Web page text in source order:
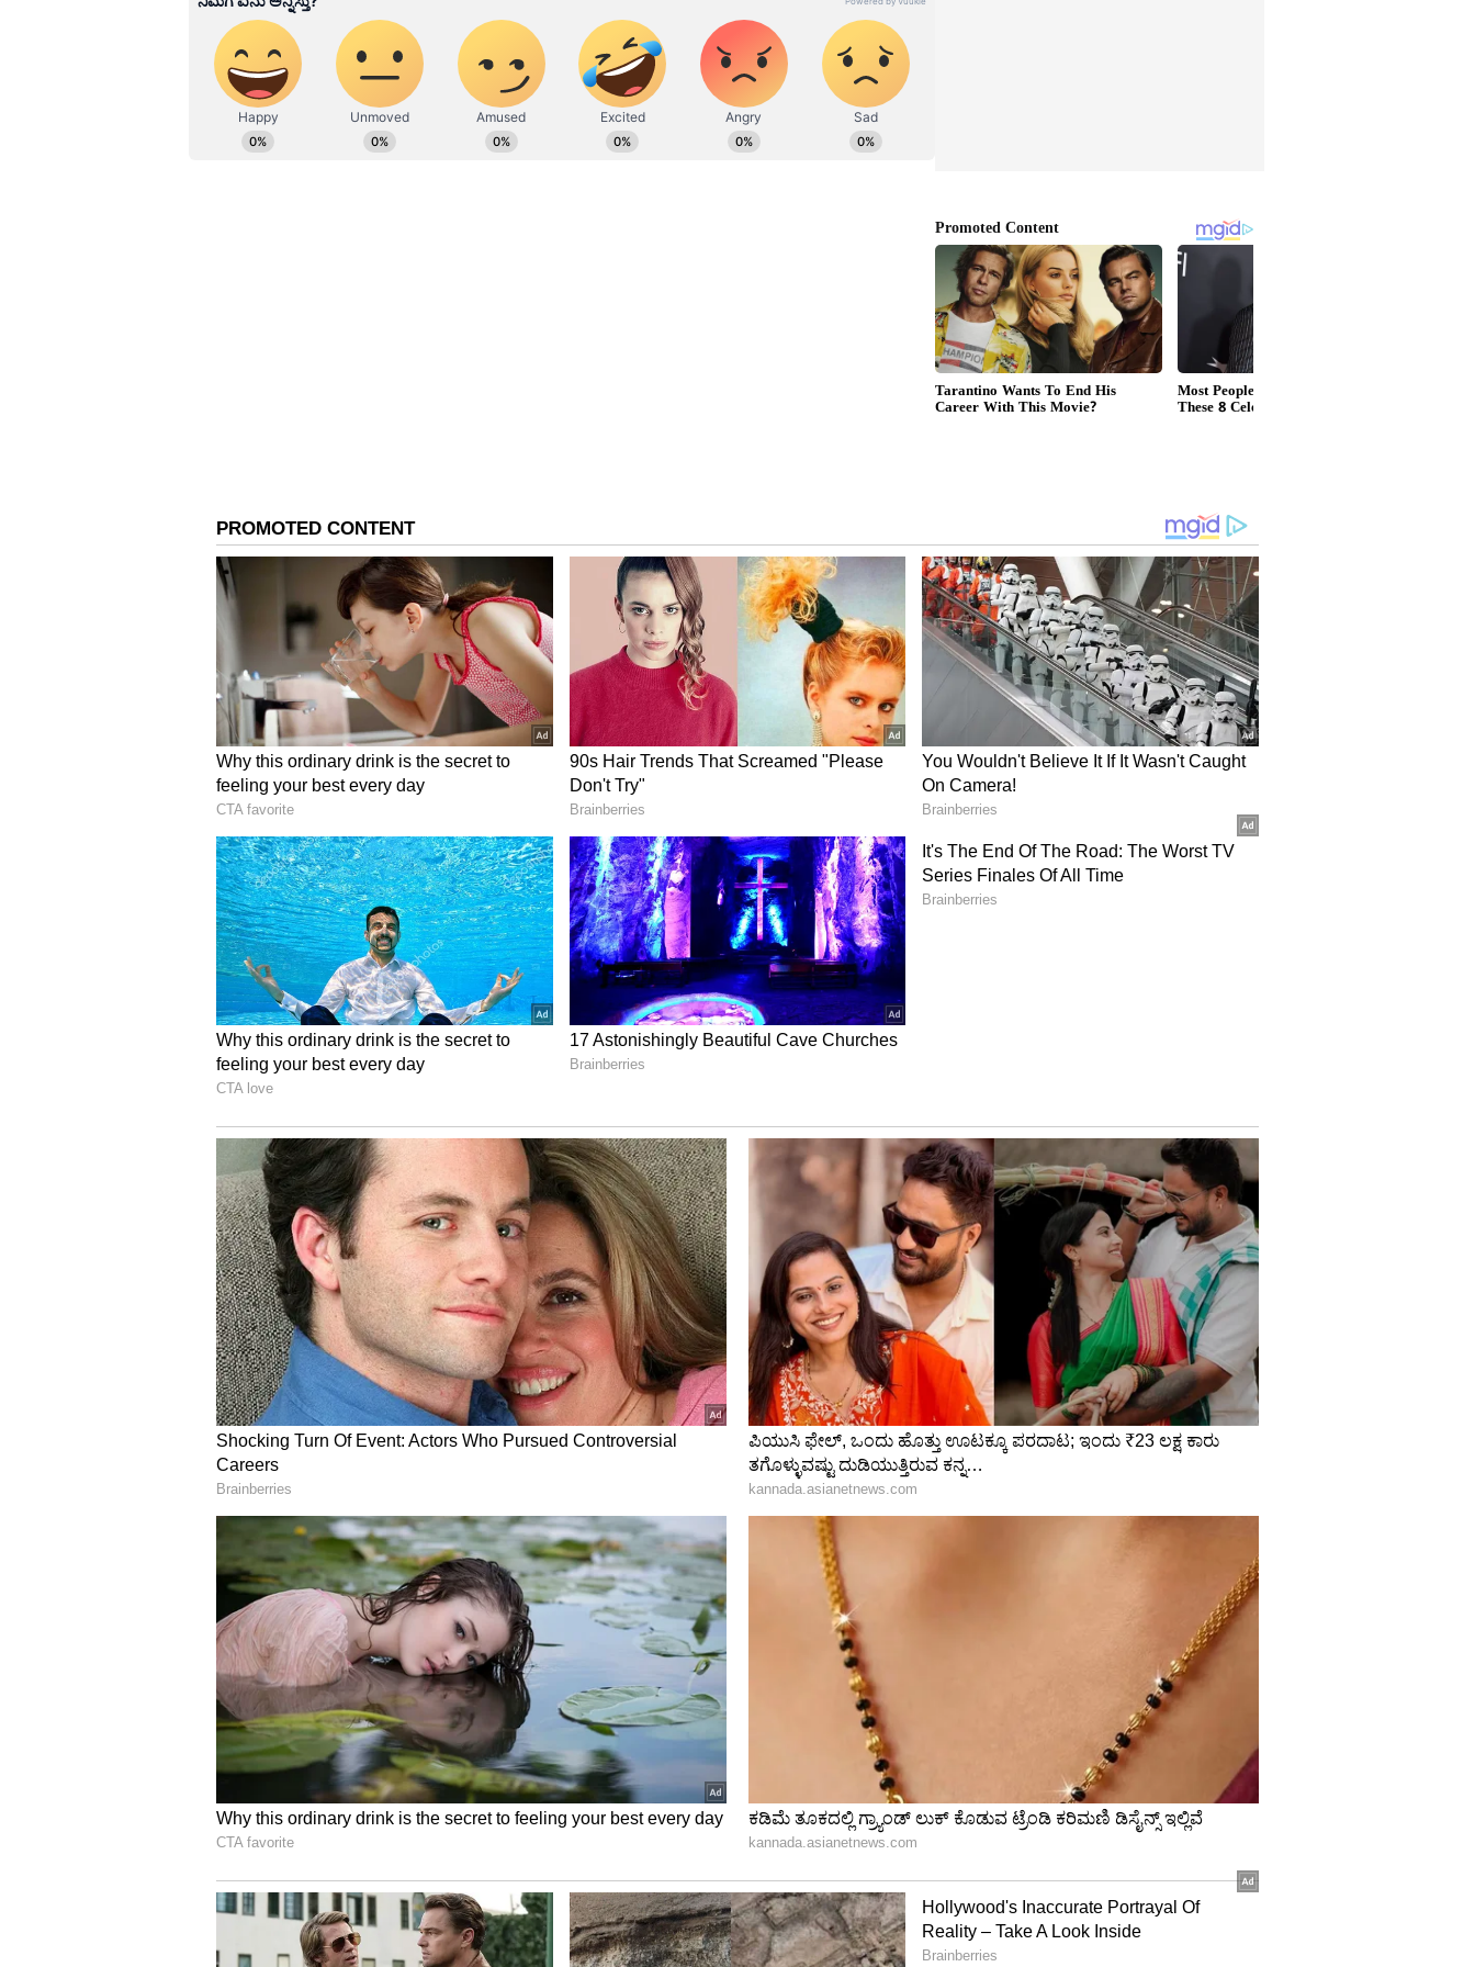
ಚರ್ಮದ ಅಲರ್ಜಿಯ ಅಪಾಯ :ದಾಳಿಂಬೆಯ ಮಿತವಾದ ಸೇವನೆ ಚರ್ಮಕ್ಕೆ ಒಳ್ಳೆಯದು. ಇದು ಚರ್ಮದ
ಆರೋಗ್ಯವನ್ನು ಕಾಪಾಡುತ್ತದೆ. ಚರ್ಮದ ಟೋನರ್ ಆಗಿ ಕೆಲಸ ಮಾಡುತ್ತದೆ. ಆದ್ರೆ ಅತಿಯಾಗಿ ದಾಳಿಂಬೆಯನ್ನು
ಸೇವಿಸುತ್ತಿದ್ದರೆ ಅಲರ್ಜಿಯಾಗುವ ಸಾಧ್ಯತೆಯಿರುತ್ತದೆ. ದಾಳಿಂಬೆಯನ್ನು ಅತಿಯಾಗಿ ಸೇವಿಸುವುದರಿಂದ ದೇಹದ
ಮೇಲೆ ಕೆಂಪು ದದ್ದುಗಳು ಕಾಣಿಸಿಕೊಳ್ಳುತ್ತವೆ. ಅಲರ್ಜಿ ತುರಿಕೆ ಕೂಡ ನಿಮ್ಮನ್ನು ಕಾಡುವ ಸಾಧ್ಯತೆಯಿದೆ.
ಸಮಯಕ್ಕೆ ಸರಿಯಾಗಿ ಎಚ್ಚೆತ್ತುಕೊಂಡು ನೀವು ಹಣ್ಣಿನ ಸೇವನೆ ಕಡಿಮೆ ಮಾಡದೆ ಹೋದಲ್ಲಿ ಕೆಲವೊಮ್ಮೆ ಗಂಭೀರ
ಕಾಯಿಲೆಯ ಅಪಾಯವು ಹೆಚ್ಚಾಗುತ್ತದೆ.
ಲೈಂಗಿಕ ಕ್ರಿಯೆ ಮಾಡದಿದ್ದರೆ ಹೀಗೆಲ್ಲಾ ಆಗುತ್ತೆ ಅನ್ನೋದು ನಿಮ್ಗೆ ಗೊತ್ತಿತ್ತಾ ?
ಅಸಿಡಿಟಿಗೆ ಕಾರಣವಾಗುತ್ತೆ ದಾಳಿಂಬೆ ರಸ :ದಾಳಿಂಬೆಯ ಅತಿಯಾದ ಸೇವನೆಯೂ ಅಸಿಡಿಟಿಗೆ
ಕಾರಣವಾಗಬಹುದು. ದೇಹಕ್ಕೆ ತನ್ನದೇ ಆದ ಸ್ವಭಾವವಿದೆ. ದೇಹಕ್ಕೆ ಅತಿ ತಣ್ಣನೆಯ ಆಹಾರ ನೀಡಿದ್ರೆ
ಸಮಸ್ಯೆಯಾಗುತ್ತದೆ. ಹಾಗೆ ಅತಿ ಬಿಸಿ ಆಹಾರ ನೀಡಿದ್ರೂ ಅದಕ್ಕೆ ಹೊಂದಿಕೊಳ್ಳುವುದು ಕಷ್ಟ. ದಾಳಿಂಬೆ ದೇಹಕ್ಕೆ
ತಂಪನ್ನು ನೀಡುತ್ತದೆ. ದಾಳಿಂಬೆಯನ್ನು ಅತಿಯಾಗಿ ಸೇವಿಸುವುದರಿಂದ ಅಸಿಡಿಟಿ ಉಂಟಾಗುವ ಸಾಧ್ಯತೆ ಇರುತ್ತದೆ.
ಹಾಗಾಗಿ ದಾಳಿಂಬೆ ಹಣ್ಣನ್ನು ಅತಿಯಾಗಿ ಸೇವನೆ ಮಾಡಬಾರದು.